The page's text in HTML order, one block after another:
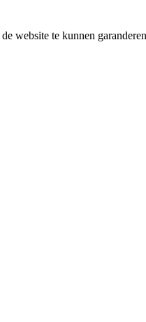
website te kunnen